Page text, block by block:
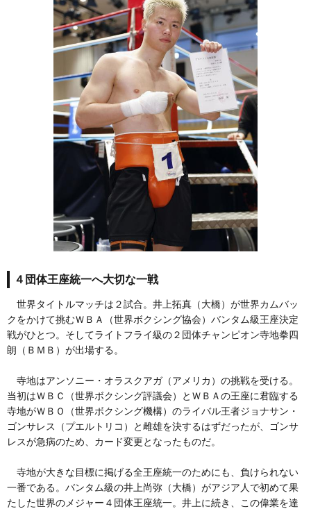
４団体王座統一へ大切な一戦
世界タイトルマッチは２試合。井上拓真（大橋）が世界カムバッ
クをかけて挑むＷＢＡ（世界ボクシング協会）バンタム級王座決定
戦がひとつ。そしてライトフライ級の２団体チャンピオン寺地拳四
朗（ＢＭＢ）が出場する。
寺地はアンソニー・オラスクアガ（アメリカ）の挑戦を受ける。
当初はＷＢＣ（世界ボクシング評議会）とＷＢＡの王座に君臨する
寺地がＷＢＯ（世界ボクシング機構）のライバル王者ジョナサン・
ゴンサレス（プエルトリコ）と雌雄を決するはずだったが、ゴンサ
レスが急病のため、カード変更となったものだ。
寺地が大きな目標に掲げる全王座統一のためにも、負けられない
一番である。バンタム級の井上尚弥（大橋）がアジア人で初めて果
たした世界のメジャー４団体王座統一。井上に続き、この偉業を達